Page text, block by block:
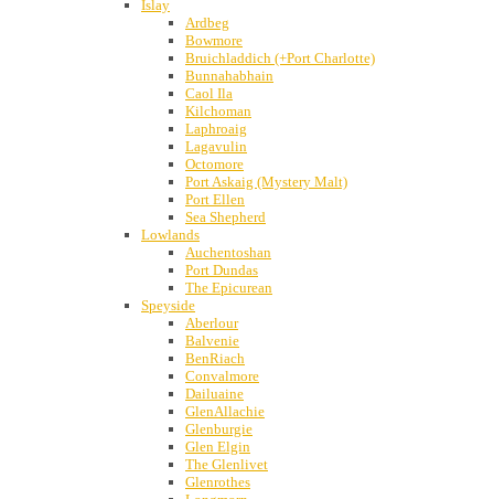
Islay
Ardbeg
Bowmore
Bruichladdich (+Port Charlotte)
Bunnahabhain
Caol Ila
Kilchoman
Laphroaig
Lagavulin
Octomore
Port Askaig (Mystery Malt)
Port Ellen
Sea Shepherd
Lowlands
Auchentoshan
Port Dundas
The Epicurean
Speyside
Aberlour
Balvenie
BenRiach
Convalmore
Dailuaine
GlenAllachie
Glenburgie
Glen Elgin
The Glenlivet
Glenrothes